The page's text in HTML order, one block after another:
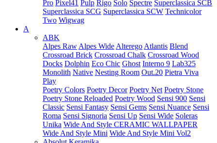
Pro Pixel41 Pulp Rigo Solo Spectre Superclassica SCB
Superclassica SCG Superclassica SCW Technicolor
Two Wigwag
A
ABK
Alpes Raw Alpes Wide Alterego Atlantis Blend
Crossroad Brick Crossroad Chalk Crossroad Wood
Docks Dolphin Eco Chic Ghost Interno 9 Lab325
Monolith Native Nesting Room Out.20 Pietra Viva
Play
Poetry Colors Poetry Decor Poetry Net Poetry Stone
Poetry Stone Reloaded Poetry Wood Sensi 900 Sensi
Classic Sensi Fantasy Sensi Gems Sensi Nuance Sensi
Roma Sensi Signoria Sensi Up Sensi Wide Soleras
Unika Wide And Style CERAMIC WALLPAPER
Wide And Style Mini Wide And Style Mini Vol2